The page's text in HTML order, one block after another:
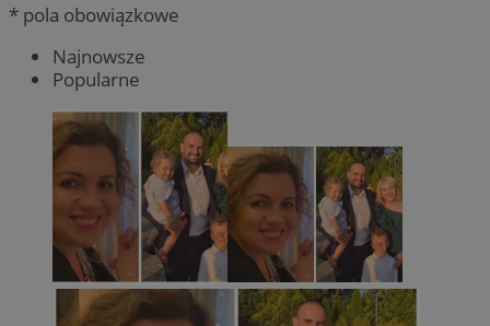
* pola obowiązkowe
Najnowsze
Popularne